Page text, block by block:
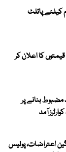
کیلئے پائلٹ
کا اعلان کر
مضبوط بنانے پر
آمد
اعتراضات، پولیس